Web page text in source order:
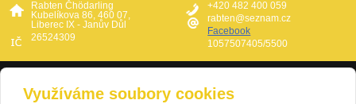
Rabten Čhödarling
Kubelíkova 86, 460 07,
Liberec IX - Janův Důl
26524309
+420 482 400 059
rabten@seznam.cz
Facebook
1057507405/5500
Využíváme soubory cookies